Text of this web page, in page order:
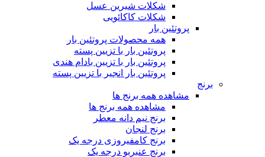
شکلات شیرین عسل
شکلات کاکائویی
پروتئین بار
همه محصولات پروتئین بار
پروتئین بار با تزیین پسته
پروتئین بار با تزیین بادام هندی
پروتئین بار انجیر با تزیین پسته
برنج
مشاهده همه برنج ها
مشاهده همه برنج ها
برنج نیم دانه معطر
برنج لنجان
برنج کامفیروزی درجه یک
برنج عنبربو درجه یک